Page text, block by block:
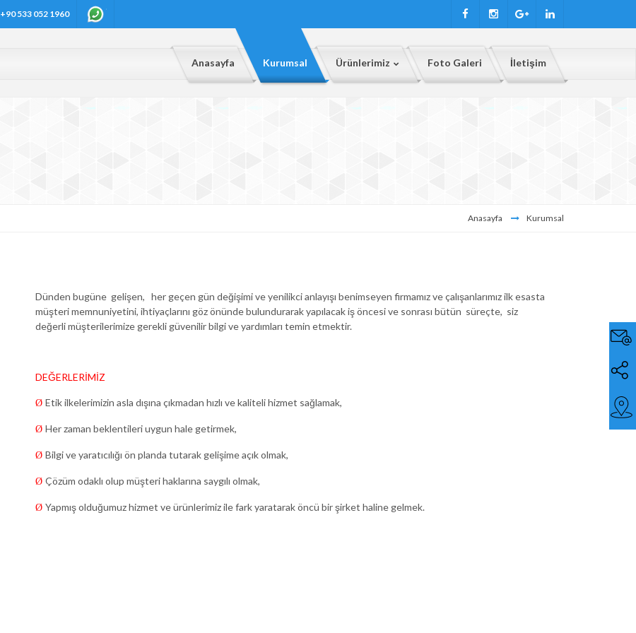
+90 533 052 1960
Anasayfa Kurumsal Ürünlerimiz Foto Galeri İletişim
Anasayfa Kurumsal
Dünden bugüne gelişen, her geçen gün değişimi ve yenilikci anlayışı benimseyen firmamız ve çalışanlarımız ilk esasta
müşteri memnuniyetini, ihtiyaçlarını göz önünde bulundurarak yapılacak iş öncesi ve sonrası bütün süreçte, siz
değerli müşterilerimize gerekli güvenilir bilgi ve yardımları temin etmektir.
DEĞERLERİMİZ
Ø Etik ilkelerimizin asla dışına çıkmadan hızlı ve kaliteli hizmet sağlamak,
Ø Her zaman beklentileri uygun hale getirmek,
Ø Bilgi ve yaratıcılığı ön planda tutarak gelişime açık olmak,
Ø Çözüm odaklı olup müşteri haklarına saygılı olmak,
Ø Yapmış olduğumuz hizmet ve ürünlerimiz ile fark yaratarak öncü bir şirket haline gelmek.